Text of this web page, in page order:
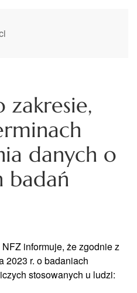
danych o
badań
informuje, że zgodnie z
2023 r. o badaniach
stosowanych u ludzi: